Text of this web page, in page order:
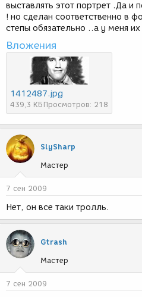
выставлять этот портрет .Да и
! но сделан соответственно в
степы обязательно ..а у меня
Вложения
1412487.jpg
439,3 КБ Просмотров: 218
SlySharp
Мастер
7 сен 2009
Нет, он все таки тролль.
Gtrash
Мастер
7 сен 2009